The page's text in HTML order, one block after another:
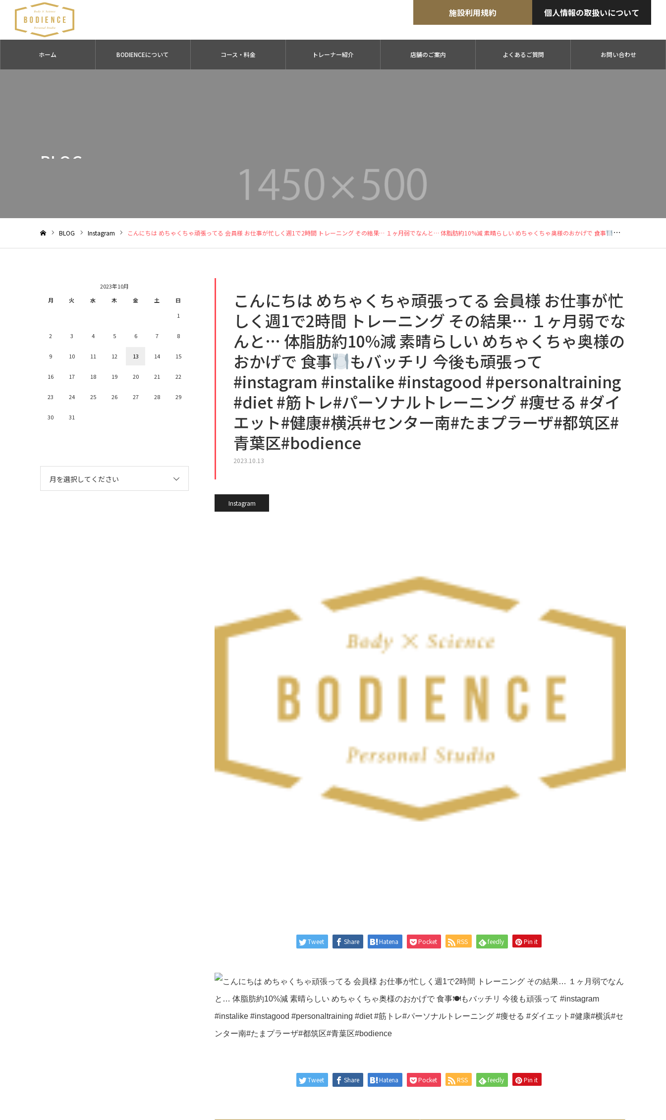
施設利用規約 個人情報の取扱いについて
ホーム BODIENCEについて コース・料金 トレーナー紹介 店舗のご案内 よくあるご質問 お問い合わせ
BLOG
BLOG Instagram こんにちは めちゃくちゃ頑張ってる 会員様︎ お仕事が忙しく週1で2時間 トレーニング その結果… １ヶ月弱でなんと… 体脂肪約10%減 素晴らしい めちゃくちゃ奥様のおかげで 食事 もバッチリ 今後
こんにちは めちゃくちゃ頑張ってる 会員様︎ お仕事が忙
しく週1で2時間 トレーニング その結果… １ヶ月弱でな
んと… 体脂肪約10%減 素晴らしい めちゃくちゃ奥様の
おかげで 食事
もバッチリ 今後も頑張って︎
#instagram #instalike #instagood #personaltraining
#diet #筋トレ#パーソナルトレーニング #痩せる #ダイ
エット#健康#横浜#センター南#たまプラーザ#都筑区#
青葉区#bodience
2023.10.13
Instagram
Tweet Share Hatena Pocket RSS feedly Pin it
Tweet Share Hatena Pocket RSS feedly Pin it
2023年10月
月
火 水 木 金 土
日
1
2 3 4 5 6 7 8
9 10 11 12 13 14 15
16 17 18 19 20 21 22
23 24 25 26 27 28 29
30 31
月を選択してください